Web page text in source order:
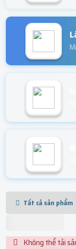
Tất cả sản phẩm
Không thể tải